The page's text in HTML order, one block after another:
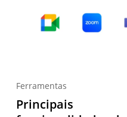
Ferramentas
Principais